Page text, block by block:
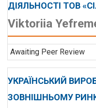
ДІЯЛЬНОСТІ ТОВ
Viktoriia
Awaiting Peer Review
УКРАЇНСЬКИЙ
ЗОВНІШНЬОМУ